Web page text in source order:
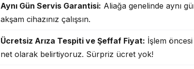
Aynı Gün Servis Garantisi: Aliağa genelinde aynı
akşam cihazınız çalışsın.
Ücretsiz Arıza Tespiti ve Şeffaf Fiyat: İşlem
net olarak belirtiyoruz. Sürpriz ücret yok!